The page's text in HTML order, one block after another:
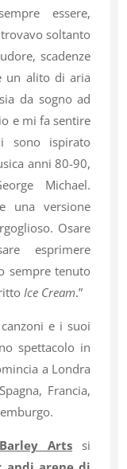
essere,
soltanto
scadenze
un alito di aria
da sogno ad
e mi fa sentire
sono ispirato
anni 80-90,
Michael.
una versione
Osare
esprimere
sempre tenuto
Ice Cream.”
e i suoi
spettacolo in
a Londra
Francia,
Arts si